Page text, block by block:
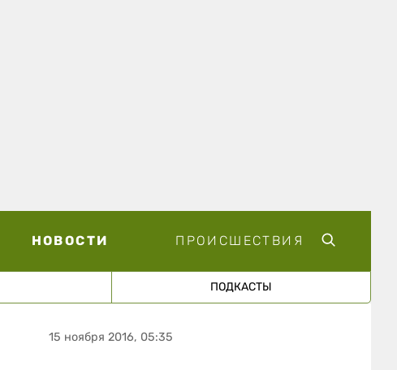
НОВОСТИ ПРОИСШЕСТВИЯ
ПОДКАСТЫ
15 ноября 2016, 05:35